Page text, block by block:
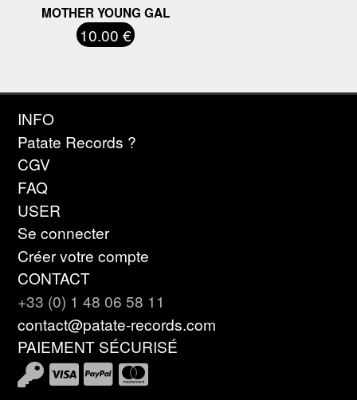
MOTHER YOUNG GAL
10.00 €
INFO
Patate Records ?
CGV
FAQ
USER
Se connecter
Créer votre compte
CONTACT
+33 (0) 1 48 06 58 11
contact@patate-records.com
PAIEMENT SÉCURISÉ